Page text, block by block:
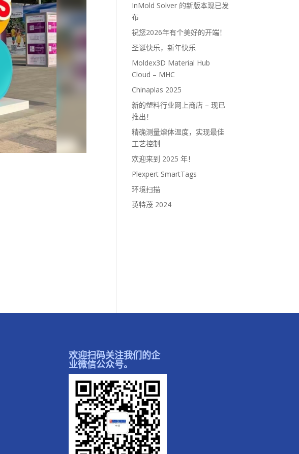
InMold Solver 的新版本现已发
布
祝您2026年有个美好的开端！
圣诞快乐，新年快乐
Moldex3D Material Hub
Cloud – MHC
Chinaplas 2025
新的塑料行业网上商店 – 现已
推出！
精确测量熔体温度，实现最佳
工艺控制
欢迎来到 2025 年！
Plexpert SmartTags
环境扫描
英特茂 2024
欢迎扫码关注我们的企
业微信公众号。